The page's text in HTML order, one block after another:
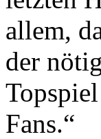
allem,
der
Fans.“